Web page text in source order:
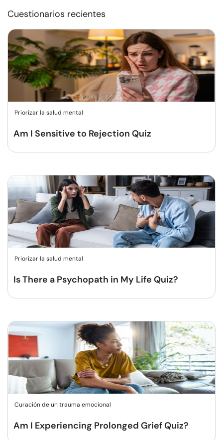
Cuestionarios recientes
Priorizar la salud mental
Am I Sensitive to Rejection Quiz
Priorizar la salud mental
Is There a Psychopath in My Life Quiz?
Curación de un trauma emocional
Am I Experiencing Prolonged Grief Quiz?